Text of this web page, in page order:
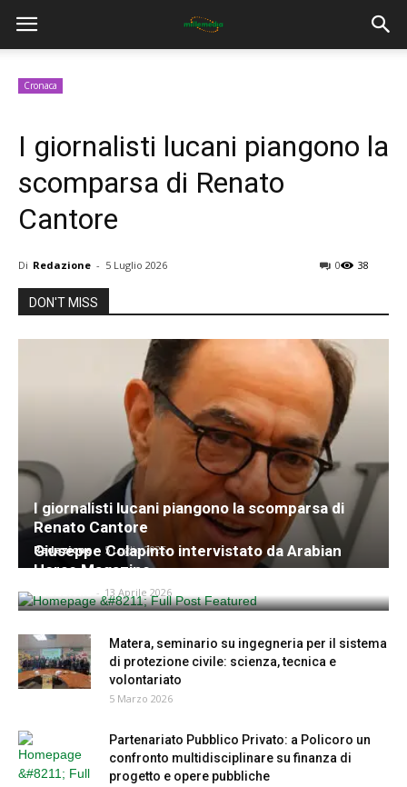
Cronaca
I giornalisti lucani piangono la
scomparsa di Renato
Cantore
Di Redazione - 5 Luglio 2026 38
0
DON'T MISS
I giornalisti lucani piangono la scomparsa di
Renato Cantore
Redazione - 5 Luglio 2026
Giuseppe Colapinto intervistato da Arabian
Horse Magazine
- 13 Aprile 2026
Matera, seminario su ingegneria per il sistema
di protezione civile: scienza, tecnica e
volontariato
5 Marzo 2026
Partenariato Pubblico Privato: a Policoro un
confronto multidisciplinare su finanza di
progetto e opere pubbliche